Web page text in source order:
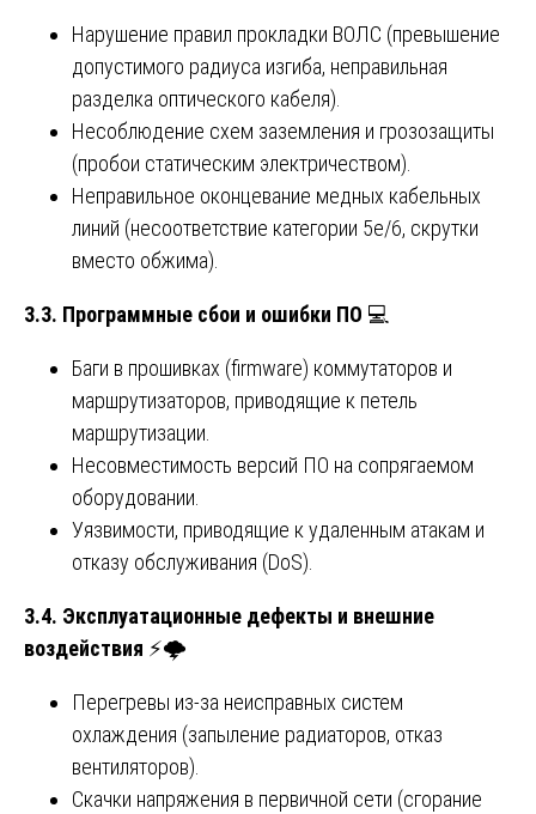
Нарушение правил прокладки ВОЛС (превышение
допустимого радиуса изгиба, неправильная
разделка оптического кабеля).
Несоблюдение схем заземления и грозозащиты
(пробои статическим электричеством).
Неправильное оконцевание медных кабельных
линий (несоответствие категории 5e/6, скрутки
вместо обжима).
3.3. Программные сбои и ошибки ПО 💻
Баги в прошивках (firmware) коммутаторов и
маршрутизаторов, приводящие к петель
маршрутизации.
Несовместимость версий ПО на сопрягаемом
оборудовании.
Уязвимости, приводящие к удаленным атакам и
отказу обслуживания (DoS).
3.4. Эксплуатационные дефекты и внешние
воздействия ⚡🌩️
Перегревы из-за неисправных систем
охлаждения (запыление радиаторов, отказ
вентиляторов).
Скачки напряжения в первичной сети (сгорание